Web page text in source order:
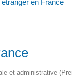
étranger en France
et administrative